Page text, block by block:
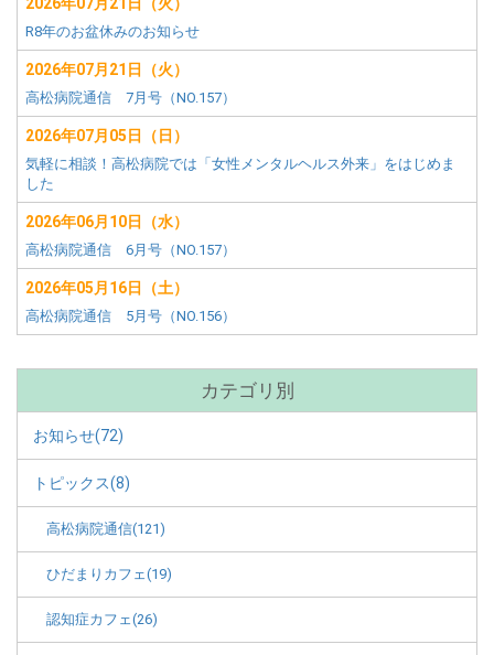
メ
ニ
ュ
ー
R8年のお盆休みのお知らせ
2026年07月21日（火）
高松病院通信 7月号（NO.157）
2026年07月05日（日）
気軽に相談！高松病院では「女性メンタルヘルス外来」をはじめま
した
2026年06月10日（水）
高松病院通信 6月号（NO.157）
2026年05月16日（土）
高松病院通信 5月号（NO.156）
カテゴリ別
お知らせ(72)
トピックス(8)
高松病院通信(121)
ひだまりカフェ(19)
認知症カフェ(26)